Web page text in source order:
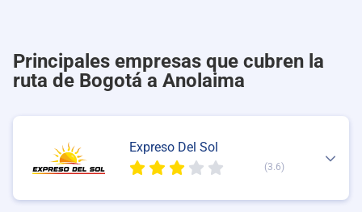
Principales empresas que cubren la
ruta de Bogotá a Anolaima
Expreso Del Sol
(3.6)